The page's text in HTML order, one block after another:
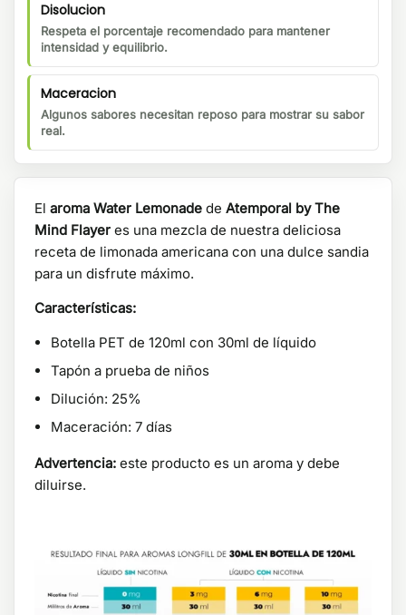
Disolucion
Respeta el porcentaje recomendado para mantener
intensidad y equilibrio.
Maceracion
Algunos sabores necesitan reposo para mostrar su sabor
real.
El aroma Water Lemonade de Atemporal by The
Mind Flayer es una mezcla de nuestra deliciosa
receta de limonada americana con una dulce sandia
para un disfrute máximo.
Características:
Botella PET de 120ml con 30ml de líquido
Tapón a prueba de niños
Dilución: 25%
Maceración: 7 días
Advertencia: este producto es un aroma y debe
diluirse.